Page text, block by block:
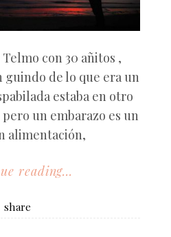
con 30 añitos ,
guindo de lo que era un
estaba en otro
un embarazo es un
alimentación,
reading...
share